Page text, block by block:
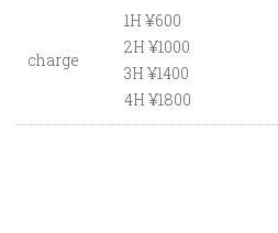
charge
1H ¥600
2H ¥1000
3H ¥1400
4H ¥1800